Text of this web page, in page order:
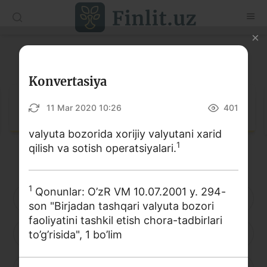
Рус
Maqolalar
O‘quv qo‘llanmalar
Lug‘at
Moliyaviy savodxonlik bo‘yicha kitoblar
Loyihalar
Interaktiv xizmatlar
Fotogalereya
Lug‘at
B D E F G
I J K
Konvertasiya
11 Mar 2020 10:26 401
valyuta bozorida xorijiy valyutani xarid
qilish va sotish operatsiyalari.1
1 Qonunlar: O’zR VM 10.07.2001 y. 294-
son "Birjadan tashqari valyuta bozori
faoliyatini tashkil etish chora-tadbirlari
to’g’risida", 1 bo’lim